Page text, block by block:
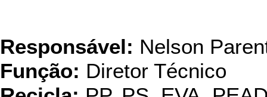
Responsável: Nelson
Função: Diretor Técnico